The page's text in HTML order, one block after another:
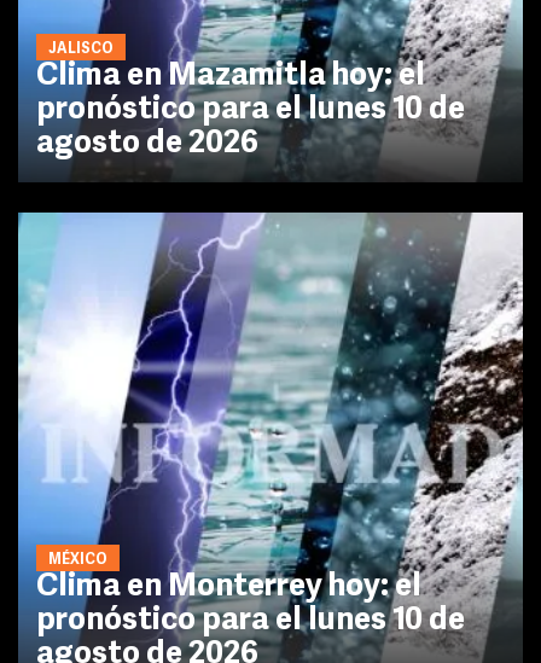
JALISCO
Clima en Mazamitla hoy: el
pronóstico para el lunes 10 de
agosto de 2026
MÉXICO
Clima en Monterrey hoy: el
pronóstico para el lunes 10 de
agosto de 2026